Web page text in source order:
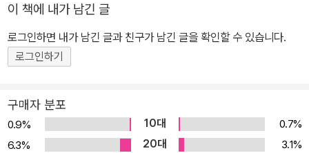
이 책에 내가 남긴 글
로그인하면 내가 남긴 글과 친구가 남긴 글을 확인할 수 있습니다.
로그인하기
구매자 분포
0.9% 10대
0.7%
6.3%
20대
3.1%